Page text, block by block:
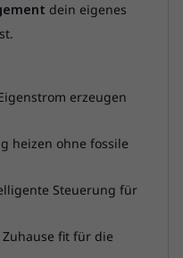
dein eigenes
erzeugen
heizen ohne fossile
Steuerung für
Zuhause fit für die